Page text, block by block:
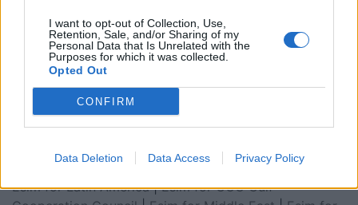
I want to opt-out of Collection, Use,
Retention, Sale, and/or Sharing of my
Personal Data that Is Unrelated with the
Purposes for which it was collected.
Opted Out
CONFIRM
Data Deletion Data Access Privacy Policy
Esim for Global|Esim for Europe|Esim for Caribbean
Esim for USA|
for Turkey|Esim for Germany|Esim for Greece|Esim
for Asia
Esim for World Cup 2026
Arabia|Esim for Egypt|Esim for United Arab
Esim for Balkans Esim for Morocco
Esim for United Kingdom Esim for Africa
Esim for Latin America|Esim for GCC Gulf